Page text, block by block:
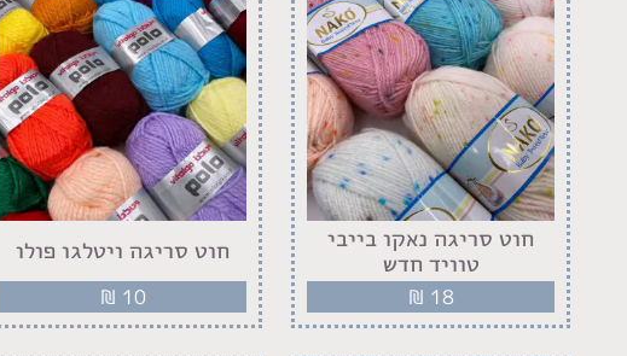
חוט סריגה נאקו בייבי
טוויד חדש
₪ 18
חוט סריגה ויטלגו פולו
₪ 10